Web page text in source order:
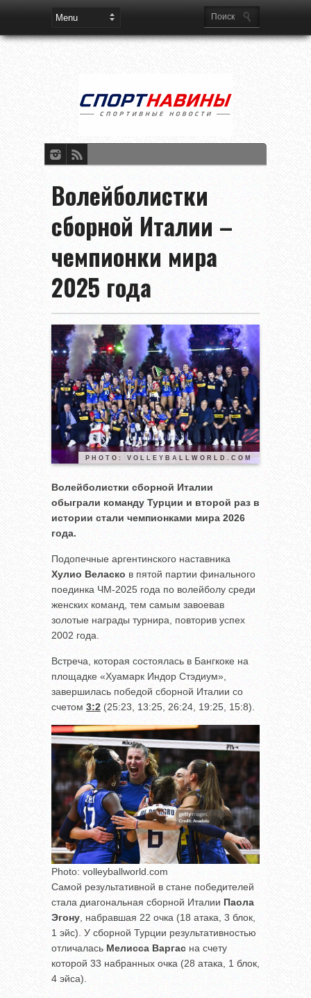
Волейболистки
сборной Италии –
чемпионки мира
2025 года
PHOTO: VOLLEYBALLWORLD.COM
Волейболистки сборной Италии
обыграли команду Турции и второй раз в
истории стали чемпионками мира 2026
года.
Подопечные аргентинского наставника
Хулио Веласко в пятой партии финального
поединка ЧМ-2025 года по волейболу среди
женских команд, тем самым завоевав
золотые награды турнира, повторив успех
2002 года.
Встреча, которая состоялась в Бангкоке на
площадке «Хуамарк Индор Стэдиум»,
завершилась победой сборной Италии со
счетом 3:2 (25:23, 13:25, 26:24, 19:25, 15:8).
Photo: volleyballworld.com
Самой результативной в стане победителей
стала диагональная сборной Италии Паола
Эгону, набравшая 22 очка (18 атака, 3 блок,
1 эйс). У сборной Турции результативностью
отличалась Мелисса Варгас на счету
которой 33 набранных очка (28 атака, 1 блок,
4 эйса).